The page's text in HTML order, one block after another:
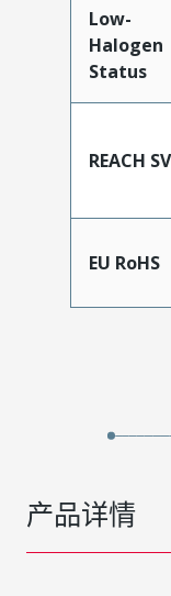
Low-
Halogen
Status
REACH
EU RoHS
产品详情